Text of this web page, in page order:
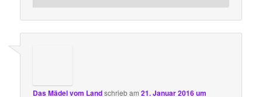
Das Mädel vom Landschriebam21. Januar 2016 um